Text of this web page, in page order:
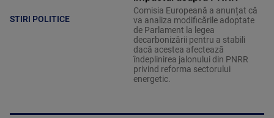
STIRI POLITICE
Comisia Europeană a anunțat că
va analiza modificările adoptate
de Parlament la legea
decarbonizării pentru a stabili
dacă acestea afectează
îndeplinirea jalonului din PNRR
privind reforma sectorului
energetic.